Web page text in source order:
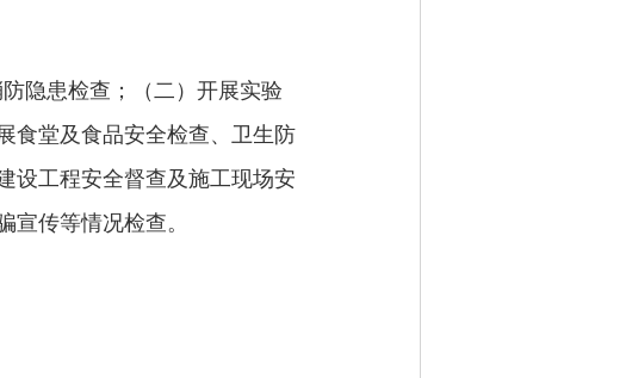
隐患检查；（二）开展实验
食堂及食品安全检查、卫生防
设工程安全督查及施工现场安
传等情况检查。